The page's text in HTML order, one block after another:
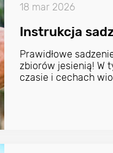
18 mar 2026
Instrukcja
Prawidłowe
zbiorów jesienią! W
czasie i cechach